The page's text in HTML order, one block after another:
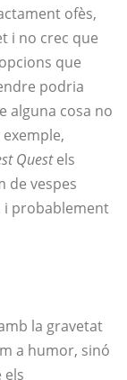
ofès,
i no crec que
que
podria
alguna cosa no
Questels
de vespes
i probablement
la gravetat
a humor, sinó
els